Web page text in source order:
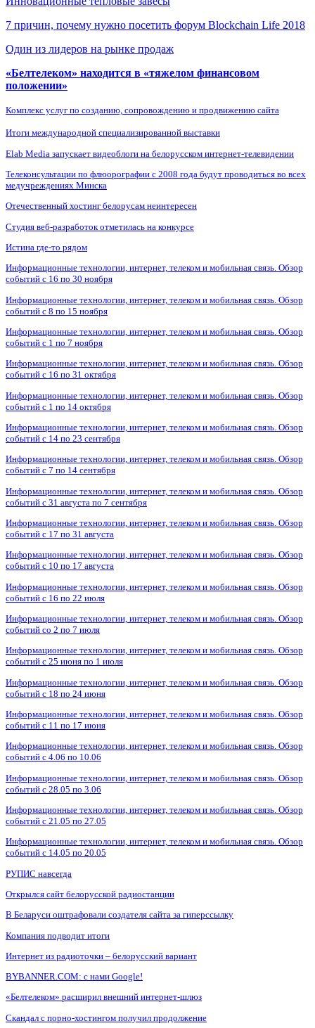
7 причин, почему нужно посетить форум Blockchain Life 2018
Один из лидеров на рынке продаж
«Белтелеком» находится в «тяжелом финансовом
положении»
Комплекс услуг по созданию, сопровождению и продвижению сайта
Итоги международной специализированной выставки
Elab Media запускает видеоблоги на белорусском интернет-телевидении
Телеконсультации по флюорографии с 2008 года будут проводиться во всех
медучреждениях Минска
Отечественный хостинг белорусам неинтересен
Студия веб-разработок отметилась на конкурсе
Истина где-то рядом
Информационные технологии, интернет, телеком и мобильная связь. Обзор
событий с 16 по 30 ноября
Информационные технологии, интернет, телеком и мобильная связь. Обзор
событий с 8 по 15 ноября
Информационные технологии, интернет, телеком и мобильная связь. Обзор
событий с 1 по 7 ноября
Информационные технологии, интернет, телеком и мобильная связь. Обзор
событий с 16 по 31 октября
Информационные технологии, интернет, телеком и мобильная связь. Обзор
событий с 1 по 14 октября
Информационные технологии, интернет, телеком и мобильная связь. Обзор
событий с 14 по 23 сентября
Информационные технологии, интернет, телеком и мобильная связь. Обзор
событий с 7 по 14 сентября
Информационные технологии, интернет, телеком и мобильная связь. Обзор
событий с 31 августа по 7 сентября
Информационные технологии, интернет, телеком и мобильная связь. Обзор
событий с 17 по 31 августа
Информационные технологии, интернет, телеком и мобильная связь. Обзор
событий с 10 по 17 августа
Информационные технологии, интернет, телеком и мобильная связь. Обзор
событий с 16 по 22 июля
Информационные технологии, интернет, телеком и мобильная связь. Обзор
событий со 2 по 7 июля
Информационные технологии, интернет, телеком и мобильная связь. Обзор
событий с 25 июня по 1 июля
Информационные технологии, интернет, телеком и мобильная связь. Обзор
событий с 18 по 24 июня
Информационные технологии, интернет, телеком и мобильная связь. Обзор
событий с 11 по 17 июня
Информационные технологии, интернет, телеком и мобильная связь. Обзор
событий с 4.06 по 10.06
Информационные технологии, интернет, телеком и мобильная связь. Обзор
событий с 28.05 по 3.06
Информационные технологии, интернет, телеком и мобильная связь. Обзор
событий с 21.05 по 27.05
Информационные технологии, интернет, телеком и мобильная связь. Обзор
событий с 14.05 по 20.05
РУПИС навсегда
Открылся сайт белорусской радиостанции
В Беларуси оштрафовали создателя сайта за гиперссылку
Компания подводит итоги
Интернет из радиоточки – белорусский вариант
BYBANNER.COM: c нами Google!
«Белтелеком» расширил внешний интернет-шлюз
Скандал с порно-хостингом получил продолжение